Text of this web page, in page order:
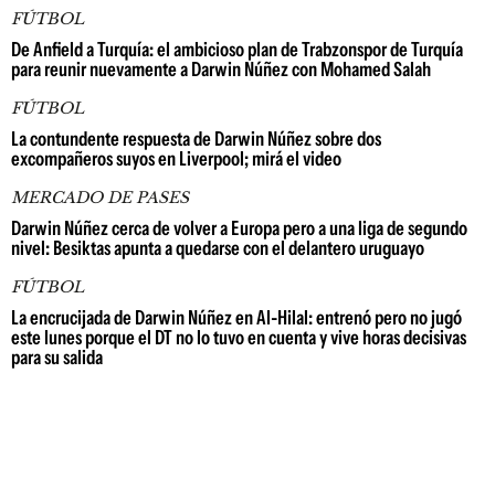
FÚTBOL
De Anfield a Turquía: el ambicioso plan de Trabzonspor de Turquía
para reunir nuevamente a Darwin Núñez con Mohamed Salah
FÚTBOL
La contundente respuesta de Darwin Núñez sobre dos
excompañeros suyos en Liverpool; mirá el video
MERCADO DE PASES
Darwin Núñez cerca de volver a Europa pero a una liga de segundo
nivel: Besiktas apunta a quedarse con el delantero uruguayo
FÚTBOL
La encrucijada de Darwin Núñez en Al-Hilal: entrenó pero no jugó
este lunes porque el DT no lo tuvo en cuenta y vive horas decisivas
para su salida